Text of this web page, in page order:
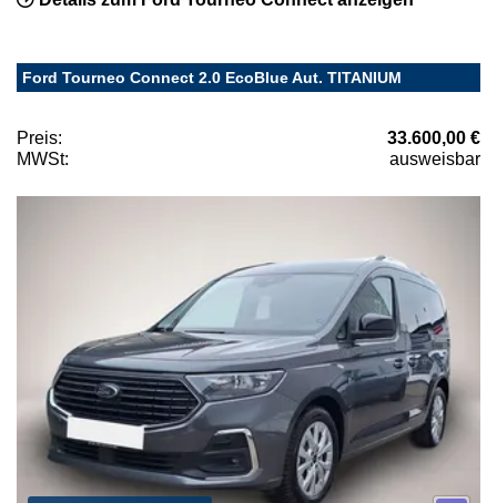
Ford Tourneo Connect 2.0 EcoBlue Aut. TITANIUM
Preis:
33.600,00 €
MWSt:
ausweisbar